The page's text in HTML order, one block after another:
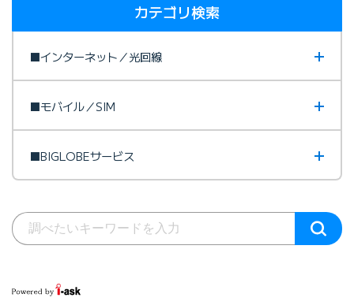
カテゴリ検索
■インターネット／光回線
■モバイル／SIM
■BIGLOBEサービス